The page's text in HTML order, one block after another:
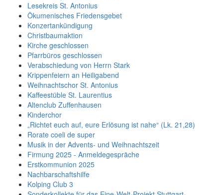
Lesekreis St. Antonius
Ökumenisches Friedensgebet
Konzertankündigung
Christbaumaktion
Kirche geschlossen
Pfarrbüros geschlossen
Verabschiedung von Herrn Stark
Krippenfeiern an Heiligabend
Weihnachtschor St. Antonius
Kaffeestüble St. Laurentius
Altenclub Zuffenhausen
Kinderchor
„Richtet euch auf, eure Erlösung ist nahe“ (Lk. 21,28)
Rorate coeli de super
Musik in der Advents- und Weihnachtszeit
Firmung 2025 - Anmeldegespräche
Erstkommunion 2025
Nachbarschaftshilfe
Kolping Club 3